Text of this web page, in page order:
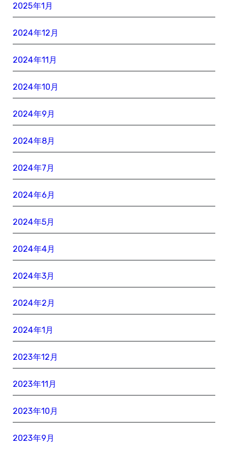
2025年1月
2024年12月
2024年11月
2024年10月
2024年9月
2024年8月
2024年7月
2024年6月
2024年5月
2024年4月
2024年3月
2024年2月
2024年1月
2023年12月
2023年11月
2023年10月
2023年9月